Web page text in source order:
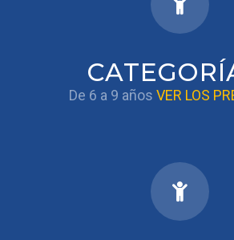
De 6 a 9 años VER LOS